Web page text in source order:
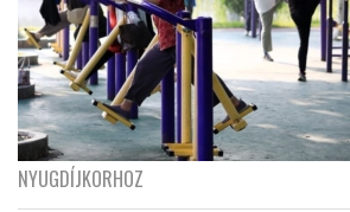
NYUGDÍJKORHOZ